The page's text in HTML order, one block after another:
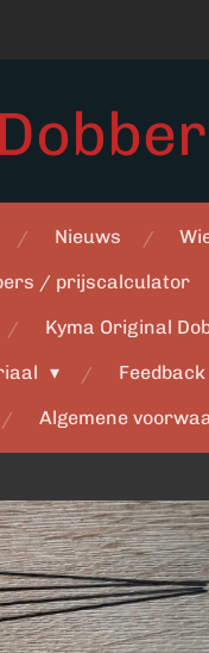
Nieuws
/ prijscalculator
Kyma Original
Algemene